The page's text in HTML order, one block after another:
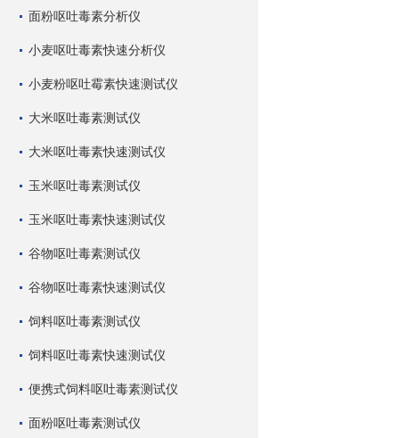
面粉呕吐毒素分析仪
小麦呕吐毒素快速分析仪
小麦粉呕吐霉素快速测试仪
大米呕吐毒素测试仪
大米呕吐毒素快速测试仪
玉米呕吐毒素测试仪
玉米呕吐毒素快速测试仪
谷物呕吐毒素测试仪
谷物呕吐毒素快速测试仪
饲料呕吐毒素测试仪
饲料呕吐毒素快速测试仪
便携式饲料呕吐毒素测试仪
面粉呕吐毒素测试仪